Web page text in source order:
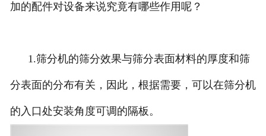
加的配件对设备来说究竟有哪些作用呢？
1.筛分机的筛分效果与筛分表面材料的厚度和筛
分表面的分布有关，因此，根据需要，可以在筛分机
的入口处安装角度可调的隔板。